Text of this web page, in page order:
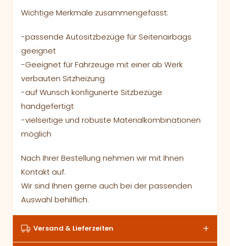
Wichtige Merkmale zusammengefasst:
-passende Autositzbezüge für Seitenairbags
geeignet
-Geeignet für Fahrzeuge mit einer ab Werk
verbauten Sitzheizung
-auf Wunsch konfigurierte Sitzbezüge
handgefertigt
-vielseitige und robuste Materialkombinationen
möglich
Nach Ihrer Bestellung nehmen wir mit Ihnen
Kontakt auf.
Wir sind Ihnen gerne auch bei der passenden
Auswahl behilflich.
Versand & Lieferzeiten